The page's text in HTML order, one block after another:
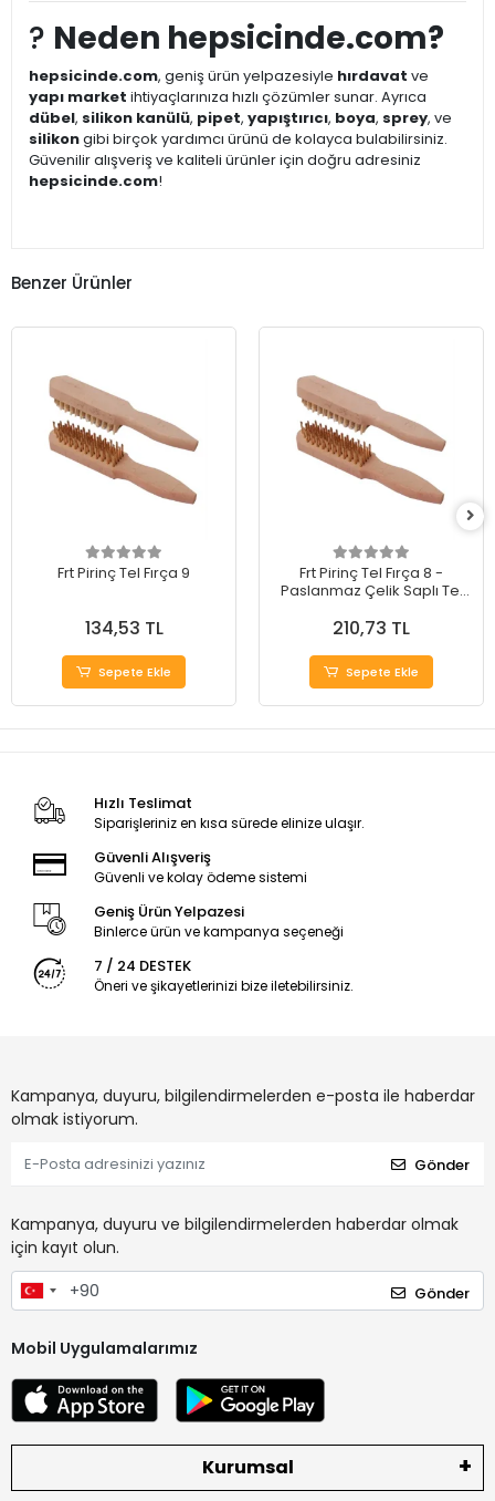
? Neden hepsicinde.com?
hepsicinde.com, geniş ürün yelpazesiyle hırdavat ve
yapı market ihtiyaçlarınıza hızlı çözümler sunar. Ayrıca
dübel, silikon kanülü, pipet, yapıştırıcı, boya, sprey, ve
silikongibi birçok yardımcı ürünü de kolayca bulabilirsiniz.
Güvenilir alışveriş ve kaliteli ürünler için doğru adresiniz
hepsicinde.com!
Benzer Ürünler
Frt Pirinç Tel Fırça 9
134,53 TL
Sepete Ekle
Frt Pirinç Tel Fırça 8 -
Paslanmaz Çelik Saplı Tel
210,73 TL
Sepete Ekle
Hızlı Teslimat
Siparişleriniz en kısa sürede elinize ulaşır.
Güvenli Alışveriş
Güvenli ve kolay ödeme sistemi
Geniş Ürün Yelpazesi
Binlerce ürün ve kampanya seçeneği
7 / 24 DESTEK
Öneri ve şikayetlerinizi bize iletebilirsiniz.
Kampanya, duyuru, bilgilendirmelerden e-posta ile haberdar
olmak istiyorum.
Gönder
Kampanya, duyuru ve bilgilendirmelerden haberdar olmak
için kayıt olun.
Gönder
Mobil Uygulamalarımız
Kurumsal